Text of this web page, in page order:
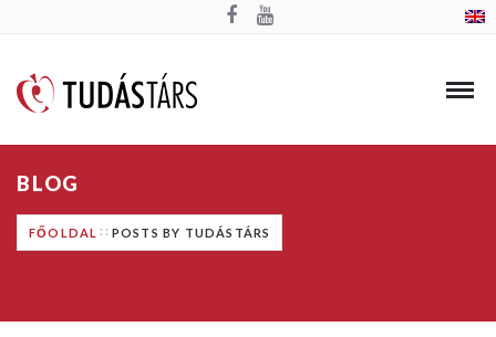
BLOG
FŐOLDAL POSTS BY TUDÁSTÁRS